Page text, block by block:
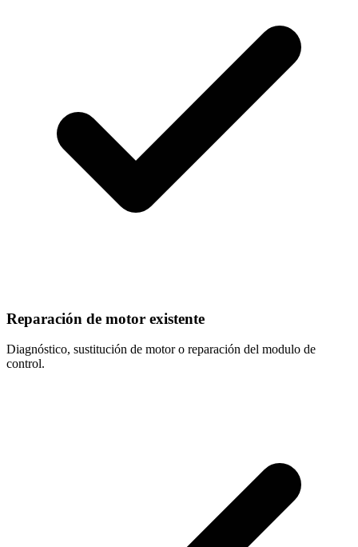
Reparación de motor existente
Diagnóstico, sustitución de motor o reparación del modulo de
control.